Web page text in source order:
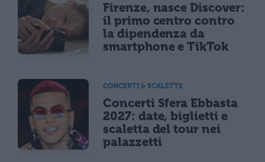
Firenze, nasce Discover:
il primo centro contro
la dipendenza da
smartphone e TikTok
CONCERTI & SCALETTE
Concerti Sfera Ebbasta
2027: date, biglietti e
scaletta del tour nei
palazzetti